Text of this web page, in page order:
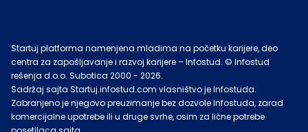
Startuj platforma namenjena mladima na početku karijere, deo
centra za zapošljavanje i razvoj karijere – Infostud. © Infostud
rešenja d.o.o. Subotica 2000 - 2026.
Sadržaj sajta Startuj.infostud.com vlasništvo je Infostuda.
Zabranjeno je njegovo preuzimanje bez dozvole Infostuda, zarad
komercijalne upotrebe ili u druge svrhe, osim za lične potrebe